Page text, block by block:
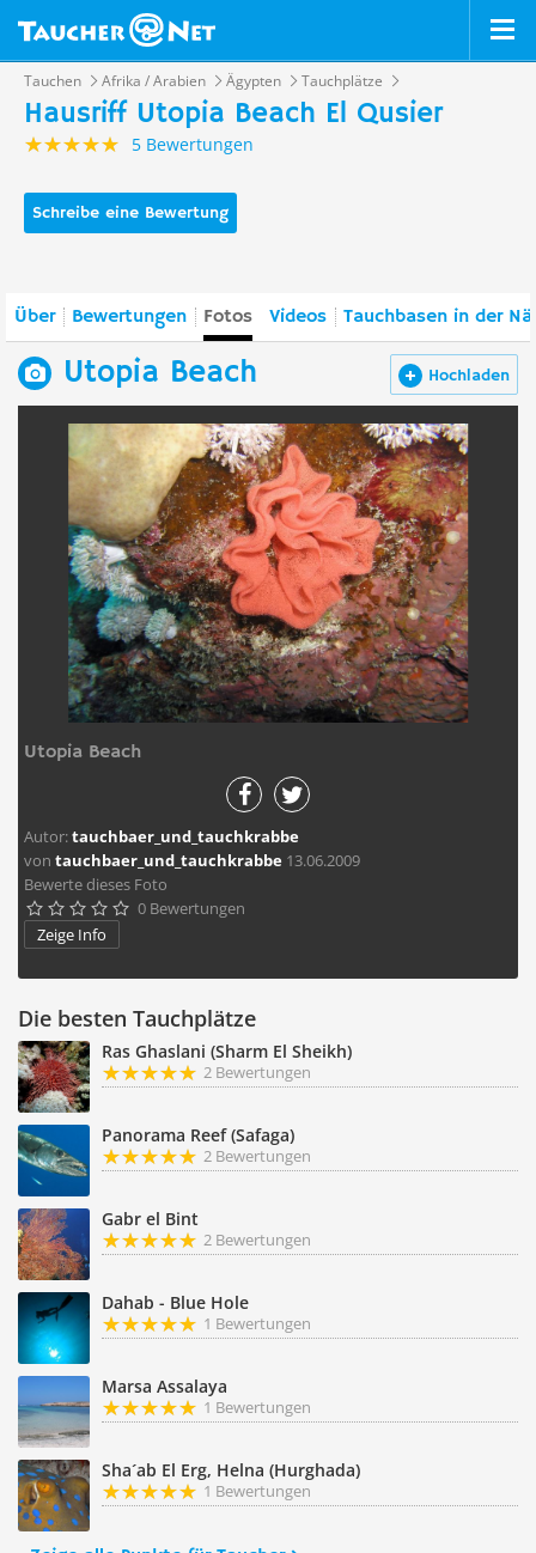
Tauchen Afrika / Arabien Ägypten Tauchplätze
Hausriff Utopia Beach El Qusier
5 Bewertungen
Schreibe eine Bewertung
Über Bewertungen Fotos Videos Tauchbasen in der
Hochladen
Utopia Beach
Utopia Beach
Autor:tauchbaer_und_tauchkrabbe
von tauchbaer_und_tauchkrabbe 13.06.2009
Bewerte dieses Foto
     0 Bewertungen
Zeige Info
Die besten Tauchplätze
Ras Ghaslani (Sharm El Sheikh)
2 Bewertungen
Panorama Reef (Safaga)
2 Bewertungen
Gabr el Bint
2 Bewertungen
Dahab - Blue Hole
1 Bewertungen
Marsa Assalaya
1 Bewertungen
Sha´ab El Erg, Helna (Hurghada)
1 Bewertungen